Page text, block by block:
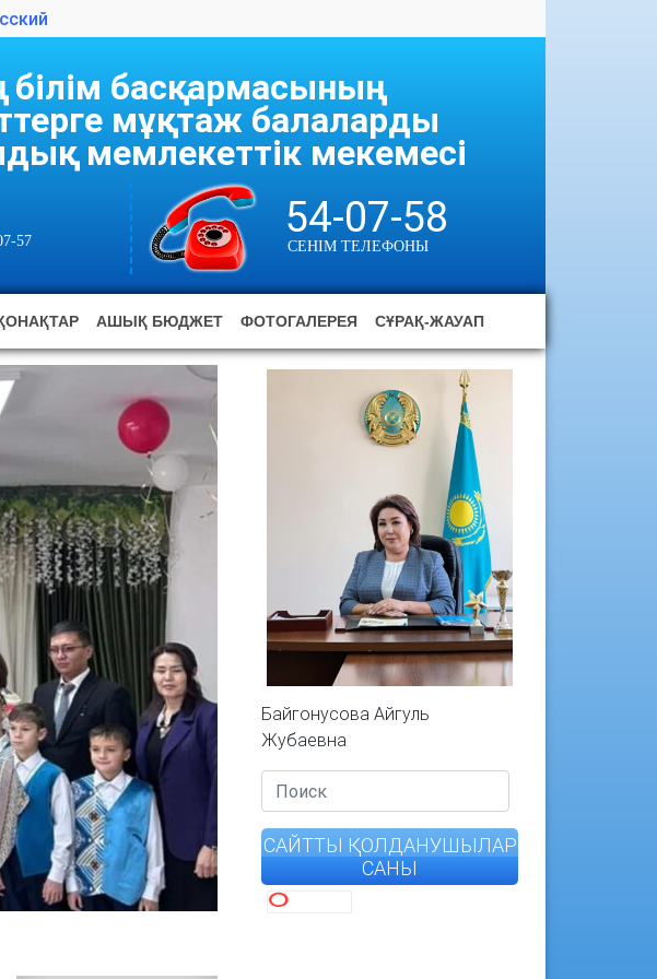
басқармасының
мұқтаж балаларды
мемлекеттік мекемесі
57 54-07-58
СЕНІМ ТЕЛЕФОНЫ
АШЫҚ БЮДЖЕТ ФОТОГАЛЕРЕЯ СҰРАҚ-ЖАУАП
Байгонусова Айгуль
Жубаевна
САЙТТЫ ҚОЛДАНУШЫЛАР
САНЫ